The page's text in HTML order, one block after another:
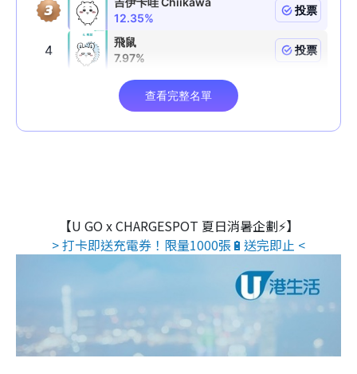
【U GO x CHARGESPOT 夏日消暑企劃⚡】
> 打卡即送充電券！限量1000張🔋送完即止 <